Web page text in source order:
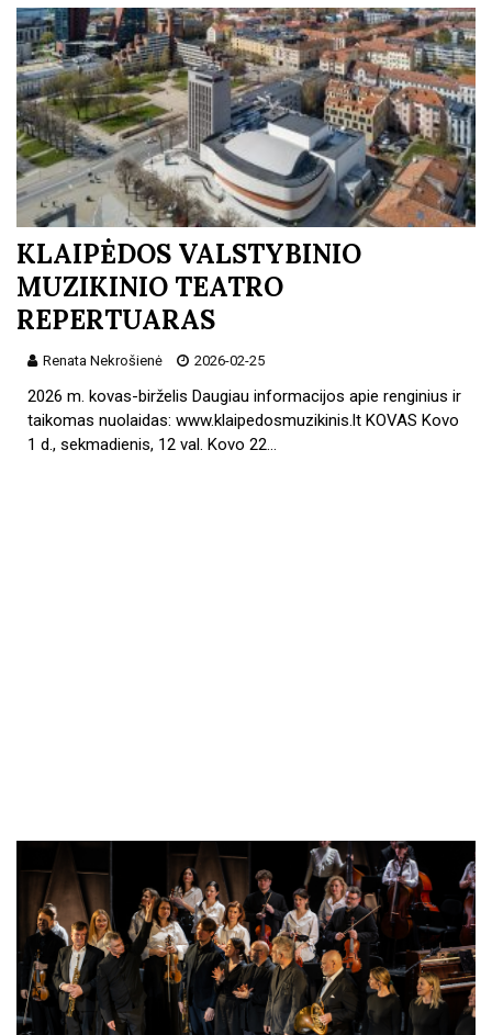
KLAIPĖDOS VALSTYBINIO
MUZIKINIO TEATRO
REPERTUARAS
Renata Nekrošienė 2026-02-25
2026 m. kovas-birželis Daugiau informacijos apie renginius ir
taikomas nuolaidas: www.klaipedosmuzikinis.lt KOVAS Kovo
1 d., sekmadienis, 12 val. Kovo 22…